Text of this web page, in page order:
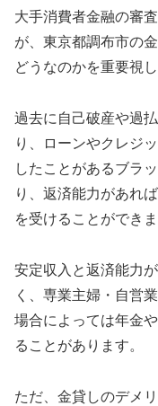
大手消費者金融の審
が、東京都調布市の
どうなのかを重要視し
過去に自己破産や過
り、ローンやクレジ
したことがあるブラ
り、返済能力があれ
を受けることができま
安定収入と返済能力
く、専業主婦・自営
場合によっては年金
ることがあります。
ただ、金貸しのデメ